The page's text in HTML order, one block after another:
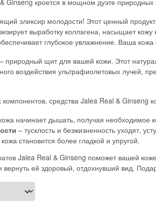
Ginseng кроется в мощном дуэте природных
эликсир молодости! Этот ценный
выработку коллагена, насыщает
глубокое увлажнение. Ваша кожа
– природный щит для вашей кожи. Этот
воздействия ультрафиолетовых лучей,
компонентов, средства Jalea Real & Ginseng
начинает дышать, получая необходимое
– тусклость и безжизненность уходят,
становится более гладкой и упругой.
Jalea Real & Ginseng поможет вашей
вернуть ей здоровый, отдохнувший вид.